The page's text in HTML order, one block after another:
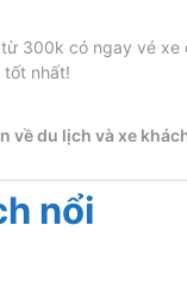
nổi